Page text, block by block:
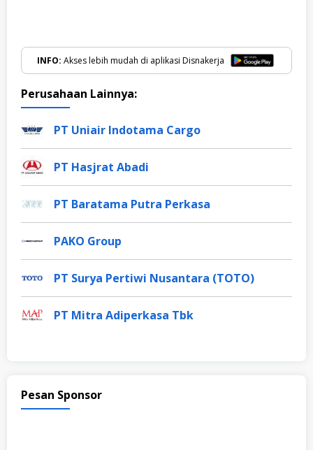
INFO: Akses lebih mudah di aplikasi Disnakerja
Perusahaan Lainnya:
PT Uniair Indotama Cargo
PT Hasjrat Abadi
PT Baratama Putra Perkasa
PAKO Group
PT Surya Pertiwi Nusantara (TOTO)
PT Mitra Adiperkasa Tbk
Pesan Sponsor